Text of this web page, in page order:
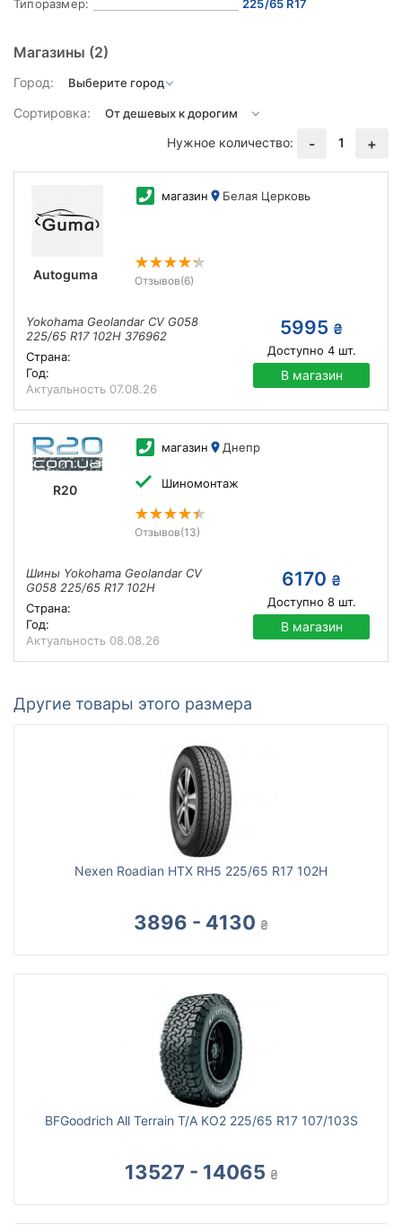
Типоразмер:
225/65 R17
Магазины (2)
Город:
Сортировка:
Нужное количество:
- 1 +
Autoguma
магазин Белая Церковь
Отзывов(6)
Yokohama Geolandar CV G058
225/65 R17 102H 376962
Страна:
Год:
Актуальность 07.08.26
5995 ₴
Доступно 4шт.
В магазин
R20
магазин Днепр
Шиномонтаж
Отзывов(13)
Шины Yokohama Geolandar CV
G058 225/65 R17 102H
Страна:
Год:
Актуальность 08.08.26
6170 ₴
Доступно 8шт.
В магазин
Другие товары этого размера
Nexen Roadian HTX RH5 225/65 R17 102H
3896 - 4130 ₴
BFGoodrich All Terrain T/A KO2 225/65 R17 107/103S
13527 - 14065 ₴